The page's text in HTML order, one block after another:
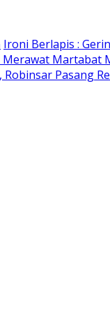
Ironi Berlapis :
Martabat
Pasang